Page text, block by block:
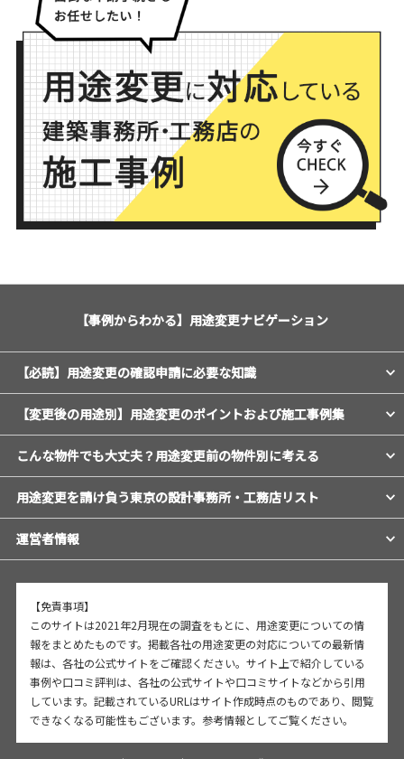
【事例からわかる】用途変更ナビゲーション
【必読】用途変更の確認申請に必要な知識
【変更後の用途別】用途変更のポイントおよび施工事例集
こんな物件でも大丈夫？用途変更前の物件別に考える
用途変更を請け負う東京の設計事務所・工務店リスト
運営者情報
【免責事項】
このサイトは2021年2月現在の調査をもとに、用途変更についての情
報をまとめたものです。掲載各社の用途変更の対応についての最新情
報は、各社の公式サイトをご確認ください。サイト上で紹介している
事例や口コミ評判は、各社の公式サイトや口コミサイトなどから引用
しています。記載されているURLはサイト作成時点のものであり、閲覧
できなくなる可能性もございます。参考情報としてご覧ください。